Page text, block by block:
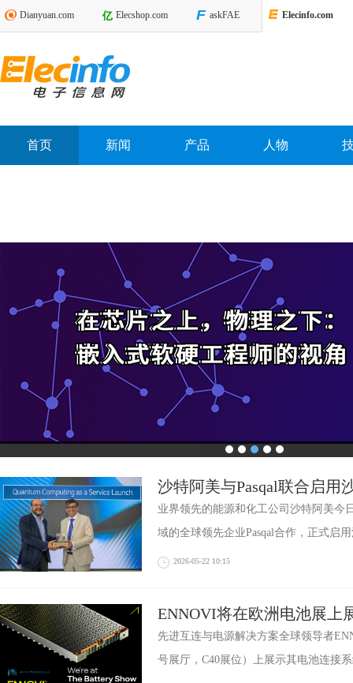
Dianyuan.com Elecshop.com askFAE Elecinfo.com
首页 新闻 产品 人物
沙特阿美与Pasqal联合启用
推出中东首个商业化量子计
业界领先的能源和化工公司沙特阿美今
域的全球领先企业Pasqal合作，正式启
2026-05-22 10:15
ENNOVI将在欧洲电池展上
池形态的CCS及其FPC能力
先进互连与电源解决方案全球领导者
号展厅，C40展位）上展示其电池连接